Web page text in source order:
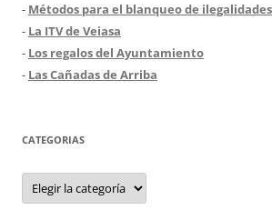
- Métodos para el blanqueo de ilegalidades
- La ITV de Veiasa
- Los regalos del Ayuntamiento
- Las Cañadas de Arriba
CATEGORIAS
Categorias